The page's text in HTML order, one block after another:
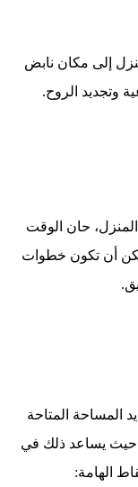
إلى مكان نابض
وتجديد الروح.
حان الوقت
أن تكون خطوات
المساحة المتاحة
حيث يساعد ذلك في
الهامة: